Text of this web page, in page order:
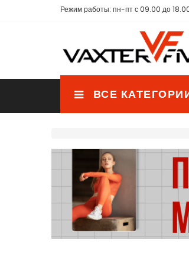
Режим работы: пн-пт с 09.00 до
ВСЕ